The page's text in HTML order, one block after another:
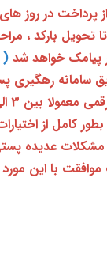
پرداخت در روز
تحویل بارکد ،
(
کامل از
مشکلات عدیده
با این